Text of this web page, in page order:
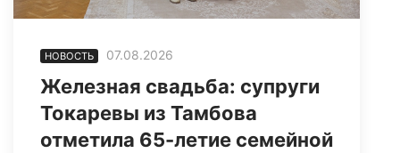
НОВОСТЬ 07.08.2026
Железная свадьба: супруги
Токаревы из Тамбова
отметила 65-летие семейной